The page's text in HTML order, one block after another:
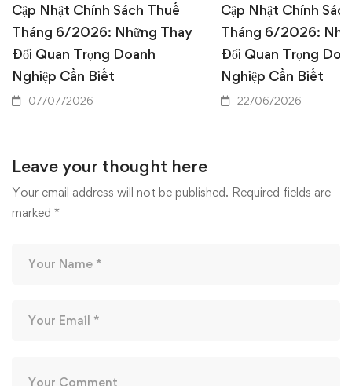
Cập Nhật Chính Sách Thuế
Tháng 6/2026: Những Thay
Đổi Quan Trọng Doanh
Nghiệp Cần Biết
07/07/2026
Cập Nhật Chính
Tháng 6/2026:
Đổi Quan Trọng
Nghiệp Cần Biết
22/06/2026
Leave your thought here
Your email address will not be published. Required fields are
marked *